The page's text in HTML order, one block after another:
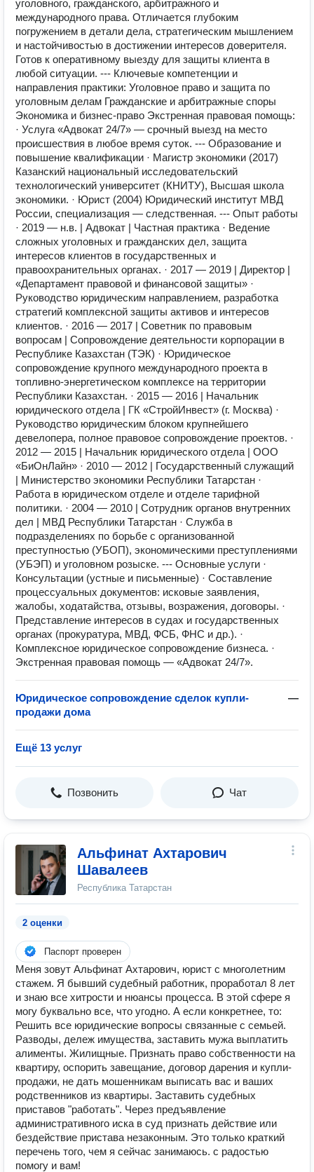
уголовного, гражданского, арбитражного и
международного права. Отличается глубоким
погружением в детали дела, стратегическим мышлением
и настойчивостью в достижении интересов доверителя.
Готов к оперативному выезду для защиты клиента в
любой ситуации. --- Ключевые компетенции и
направления практики: Уголовное право и защита по
уголовным делам Гражданские и арбитражные споры
Экономика и бизнес-право Экстренная правовая помощь:
· Услуга «Адвокат 24/7» — срочный выезд на место
происшествия в любое время суток. --- Образование и
повышение квалификации · Магистр экономики (2017)
Казанский национальный исследовательский
технологический университет (КНИТУ), Высшая школа
экономики. · Юрист (2004) Юридический институт МВД
России, специализация — следственная. --- Опыт работы
· 2019 — н.в. | Адвокат | Частная практика · Ведение
сложных уголовных и гражданских дел, защита
интересов клиентов в государственных и
правоохранительных органах. · 2017 — 2019 | Директор |
«Департамент правовой и финансовой защиты» ·
Руководство юридическим направлением, разработка
стратегий комплексной защиты активов и интересов
клиентов. · 2016 — 2017 | Советник по правовым
вопросам | Сопровождение деятельности корпорации в
Республике Казахстан (ТЭК) · Юридическое
сопровождение крупного международного проекта в
топливно-энергетическом комплексе на территории
Республики Казахстан. · 2015 — 2016 | Начальник
юридического отдела | ГК «СтройИнвест» (г. Москва) ·
Руководство юридическим блоком крупнейшего
девелопера, полное правовое сопровождение проектов. ·
2012 — 2015 | Начальник юридического отдела | ООО
«БиОнЛайн» · 2010 — 2012 | Государственный служащий
| Министерство экономики Республики Татарстан ·
Работа в юридическом отделе и отделе тарифной
политики. · 2004 — 2010 | Сотрудник органов внутренних
дел | МВД Республики Татарстан · Служба в
подразделениях по борьбе с организованной
преступностью (УБОП), экономическими преступлениями
(УБЭП) и уголовном розыске. --- Основные услуги ·
Консультации (устные и письменные) · Составление
процессуальных документов: исковые заявления,
жалобы, ходатайства, отзывы, возражения, договоры. ·
Представление интересов в судах и государственных
органах (прокуратура, МВД, ФСБ, ФНС и др.). ·
Комплексное юридическое сопровождение бизнеса. ·
Экстренная правовая помощь — «Адвокат 24/7».
Юридическое сопровождение сделок купли-
продажи дома
—
Ещё 13 услуг
Позвонить Чат
Альфинат Ахтарович
Шавалеев
Республика Татарстан
2 оценки
Паспорт проверен
Меня зовут Альфинат Ахтарович, юрист с многолетним
стажем. Я бывший судебный работник, проработал 8 лет
и знаю все хитрости и нюансы процесса. В этой сфере я
могу буквально все, что угодно. А если конкретнее, то:
Решить все юридические вопросы связанные с семьей.
Разводы, дележ имущества, заставить мужа выплатить
алименты. Жилищные. Признать право собственности на
квартиру, оспорить завещание, договор дарения и купли-
продажи, не дать мошенникам выписать вас и ваших
родственников из квартиры. Заставить судебных
приставов "работать". Через предъявление
административного иска в суд признать действие или
бездействие пристава незаконным. Это только краткий
перечень того, чем я сейчас занимаюсь. с радостью
помогу и вам!